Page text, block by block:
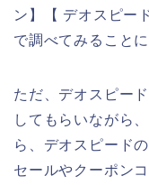
ン】【 デオスピー
で調べてみることに
ただ、デオスピー
してもらいながら
ら、デオスピード
セールやクーポン